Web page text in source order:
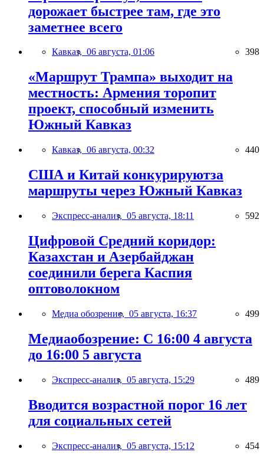
дорожает быстрее там, где это
заметнее всего
Кавказ, 06 августа, 01:06 398
«Маршрут Трампа» выходит на
местность: Армения торопит
проект, способный изменить
Южный Кавказ
Кавказ, 06 августа, 00:32 440
США и Китай конкурируютза
маршруты через Южный Кавказ
Экспресс-анализ, 05 августа, 18:11 592
Цифровой Средний коридор:
Казахстан и Азербайджан
соединили берега Каспия
оптоволокном
Медиа обозрение, 05 августа, 16:37 499
Медиаобозрение: С 16:00 4 августа
до 16:00 5 августа
Экспресс-анализ, 05 августа, 15:29 489
Вводится возрастной порог 16 лет
для социальных сетей
Экспресс-анализ, 05 августа, 15:12 454